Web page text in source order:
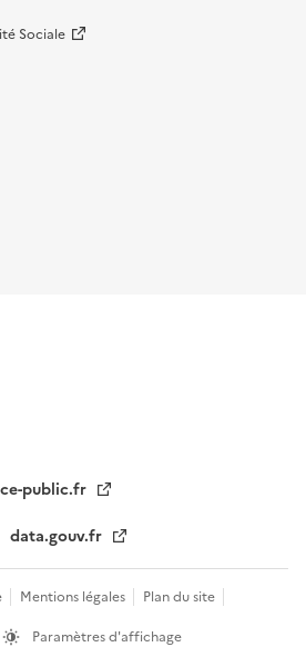
Sociale
public.fr
data.gouv.fr
Mentions légales
Plan du site
Paramètres d'affichage